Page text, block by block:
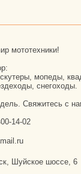
мототехники!
мопеды,
снегоходы.
Свяжитесь с
14-02
Шуйское шоссе, 6